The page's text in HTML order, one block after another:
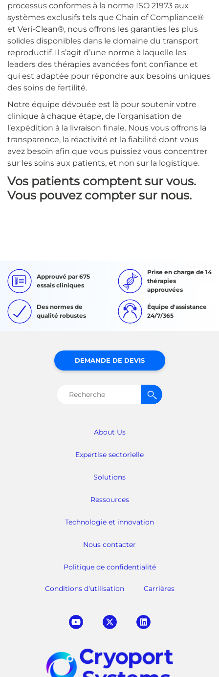
processus conformes à la norme ISO 21973 aux
systèmes exclusifs tels que Chain of Compliance®
et Veri-Clean®, nous offrons les garanties les plus
solides disponibles dans le domaine du transport
reproductif. Il s’agit d’une norme à laquelle les
leaders des thérapies avancées font confiance et
qui est adaptée pour répondre aux besoins uniques
des soins de fertilité.
Notre équipe dévouée est là pour soutenir votre
clinique à chaque étape, de l’organisation de
l’expédition à la livraison finale. Nous vous offrons la
transparence, la réactivité et la fiabilité dont vous
avez besoin afin que vous puissiez vous concentrer
sur les soins aux patients, et non sur la logistique.
Vos patients comptent sur vous.
Vous pouvez compter sur nous.
Approuvé par 675
essais cliniques
Prise en charge de 14
thérapies
approuvées
Des normes de
qualité robustes
Équipe d'assistance
24/7/365
About Us
Expertise sectorielle
Solutions
Ressources
Technologie et innovation
Nous contacter
Politique de confidentialité
Conditions d’utilisation Carrières
DEMANDE DE DEVIS
Rechercher :